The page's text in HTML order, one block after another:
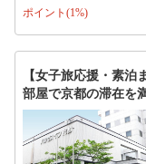
ポイント(1%)
【女子旅応援・素
部屋で京都の滞在を